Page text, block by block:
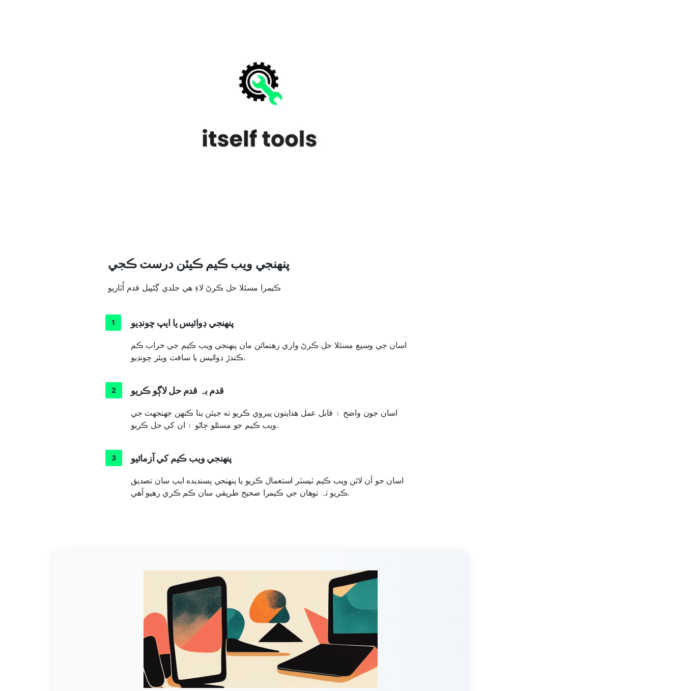
پنهنجي ويب ڪيم ڪيئن درست ڪجي
ڪيمرا مسئلا حل ڪرڻ لاءِ هي جلدي ڳڻپيل قدم اُٿاريو
پنهنجي ڊوائيس يا ايپ چونڊيو
اسان جي وسيع مسئلا حل ڪرڻ واري رهنمائن مان پنهنجي ويب ڪيم جي خراب ڪم
ڪندڙ ڊوائيس يا سافٽ ويئر چونڊيو.
قدم بہ قدم حل لاڳو ڪريو
اسان جون واضح ۽ قابل عمل هدايتون پيروي ڪريو ته جيئن بنا ڪنهن جھنجھٽ جي
ويب ڪيم جو مسئلو ڄاڻو ۽ ان کي حل ڪريو.
پنهنجي ويب ڪيم کي آزمائيو
اسان جو آن لائن ويب ڪيم ٽيسٽر استعمال ڪريو يا پنهنجي پسنديده ايپ سان تصديق
ڪريو تہ توهان جي ڪيمرا صحيح طريقي سان ڪم ڪري رهيو آهي.